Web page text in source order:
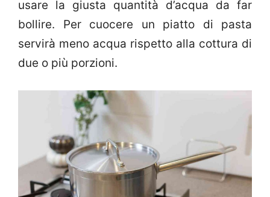
usare la giusta quantità d’acqua da far
bollire. Per cuocere un piatto di pasta
servirà meno acqua rispetto alla cottura di
due o più porzioni.